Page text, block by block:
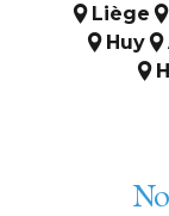
Liège
Huy